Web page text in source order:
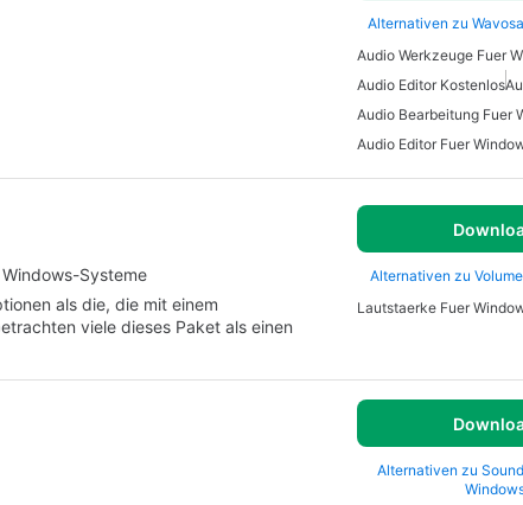
Alternativen zu
Audio Werkzeuge Fuer
Audio Editor Kostenlos
Audio Bearbeitung Fuer
Audio Editor Fuer
Systeme
Alternativen zu
als die, die mit einem
viele dieses Paket als einen
Lautstaerke Fuer
Alternativen zu